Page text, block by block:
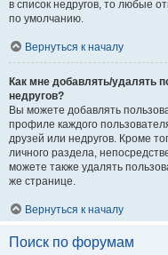
в список недругов, то любые
по умолчанию.
Вернуться к началу
Как мне добавлять/удалять
недругов?
Вы можете добавлять
профиле каждого
друзей или недругов. Кроме
личного раздела,
можете также удалять
же странице.
Вернуться к началу
Поиск по форумам